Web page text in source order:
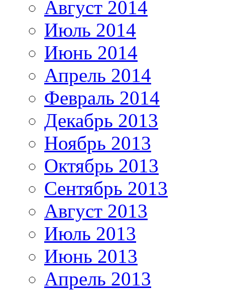
Август 2014
Июль 2014
Июнь 2014
Апрель 2014
Февраль 2014
Декабрь 2013
Ноябрь 2013
Октябрь 2013
Сентябрь 2013
Август 2013
Июль 2013
Июнь 2013
Апрель 2013